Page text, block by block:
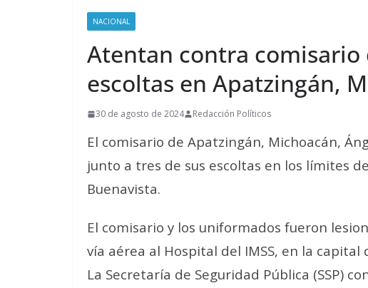
NACIONAL
Atentan contra comisario
escoltas en Apatzingán,
30 de agosto de 2024 Redacción Políticos
El comisario de Apatzingán, Michoacán,
junto a tres de sus escoltas en los límites
Buenavista.
El comisario y los uniformados fueron
vía aérea al Hospital del IMSS, en la capital
La Secretaría de Seguridad Pública (SSP)